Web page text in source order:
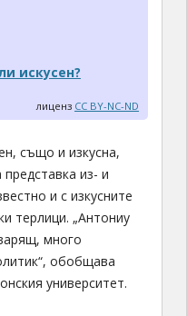
искусен?
лиценз CC BY-NC-ND
също и изкусна,
из- и
и с изкусните
терлици. „Антониу
много
обобщава
университет.